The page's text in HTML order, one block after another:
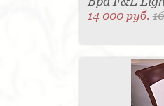
14 000 руб.